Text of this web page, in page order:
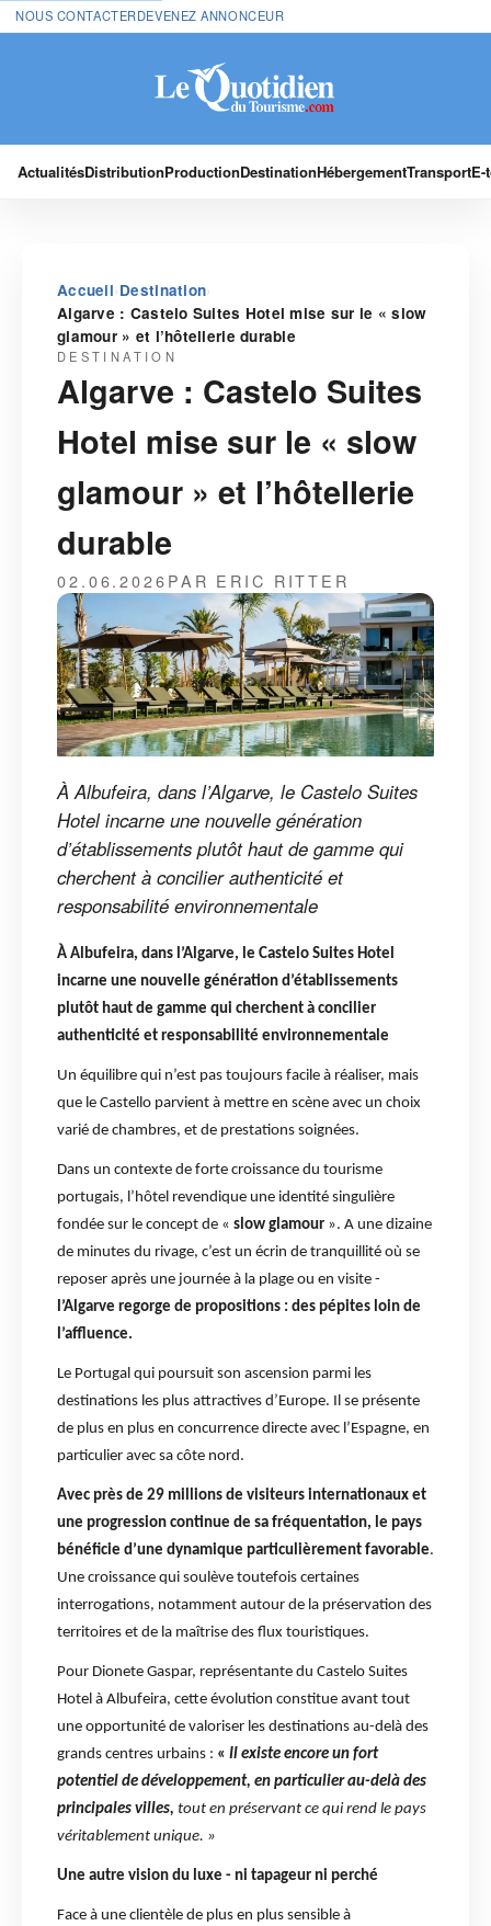
NOUS CONTACTERDEVENEZ ANNONCEUR
ActualitésDistributionProductionDestinationHébergementTransport
Accueil›Destination›
Algarve : Castelo Suites Hotel mise sur le « slow
glamour » et l’hôtellerie durable
DESTINATION
Algarve : Castelo Suites
Hotel mise sur le « slow
glamour » et l’hôtellerie
durable
02.06.2026PAR ERIC RITTER
À Albufeira, dans l’Algarve, le Castelo Suites
Hotel incarne une nouvelle génération
d’établissements plutôt haut de gamme qui
cherchent à concilier authenticité et
responsabilité environnementale
À Albufeira, dans l’Algarve, le Castelo Suites Hotel
incarne une nouvelle génération d’établissements
plutôt haut de gamme qui cherchent à concilier
authenticité et responsabilité environnementale
Un équilibre qui n’est pas toujours facile à réaliser, mais
que le Castello parvient à mettre en scène avec un choix
varié de chambres, et de prestations soignées.
Dans un contexte de forte croissance du tourisme
portugais, l’hôtel revendique une identité singulière
fondée sur le concept de « slow glamour ». A une dizaine
de minutes du rivage, c’est un écrin de tranquillité où se
reposer après une journée à la plage ou en visite -
l’Algarve regorge de propositions : des pépites loin de
l’affluence.
Le Portugal qui poursuit son ascension parmi les
destinations les plus attractives d’Europe. Il se présente
de plus en plus en concurrence directe avec l’Espagne, en
particulier avec sa côte nord.
Avec près de 29 millions de visiteurs internationaux et
une progression continue de sa fréquentation, le pays
bénéficie d’une dynamique particulièrement favorable.
Une croissance qui soulève toutefois certaines
interrogations, notamment autour de la préservation des
territoires et de la maîtrise des flux touristiques.
Pour Dionete Gaspar, représentante du Castelo Suites
Hotel à Albufeira, cette évolution constitue avant tout
une opportunité de valoriser les destinations au-delà des
grands centres urbains : « Il existe encore un fort
potentiel de développement, en particulier au-delà des
principales villes, tout en préservant ce qui rend le pays
véritablement unique. »
Une autre vision du luxe - ni tapageur ni perché
Face à une clientèle de plus en plus sensible à